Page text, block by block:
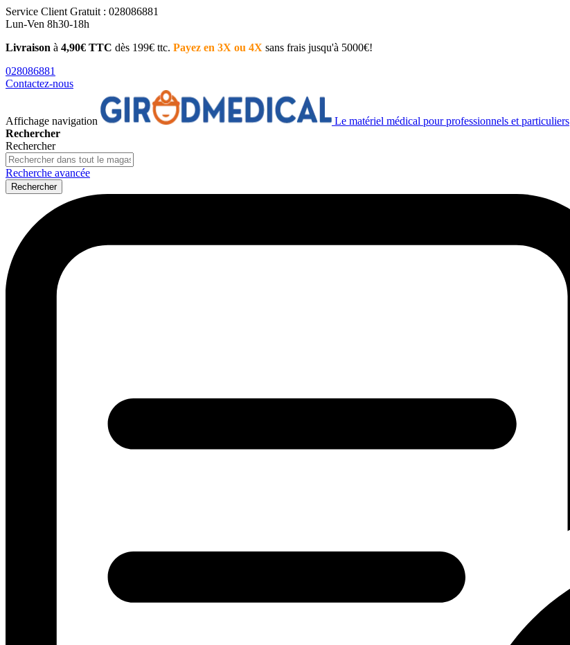
Service Client Gratuit : 028086881
Lun-Ven 8h30-18h
Livraison à 4,90€ TTC dès 199€ ttc. Payez en 3X ou 4X sans frais jusqu'à 5000€!
028086881
Contactez-nous
Affichage navigation
Le matériel médical pour professionnels et particuliers
Rechercher
Rechercher
Recherche avancée
Rechercher